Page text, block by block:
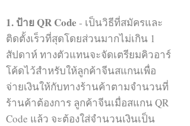
WeChat Group - กลุ่มวีแชท
ฟังก์ชั่นกลุ่มวีแชท เป็นฟังก์ชั่นที่ไม่ค่อย
ซับซ้อน และใช้กันอย่างแพร่หลาย แต่
เป็นช่องทางที่นิยมใช้ในการ promote
สินค้าและผลิตภัณฑ์ สู่ตลาดจีนโดย
การรวบรวมคนที่สนใจเข้าอยู่ในกลุ่ม
เดียวกัน
1. ป้าย QR Code - เป็นวิธีที่สมัครและ
ติดตั้งเร็วที่สุดโดยส่วนมากไม่เกิน 1
สัปดาห์ ทางตัวแทนจะจัดเตรียมคิวอาร์
โค้ดไว้สำหรับให้ลูกค้าจีนสแกนเพื่อ
จ่ายเงินให้กับทางร้านค้าตามจำนวนที่
ร้านค้าต้องการ ลูกค้าจีนเมื่อสแกน QR
Code แล้ว จะต้องใส่จำนวนเงินเป็น